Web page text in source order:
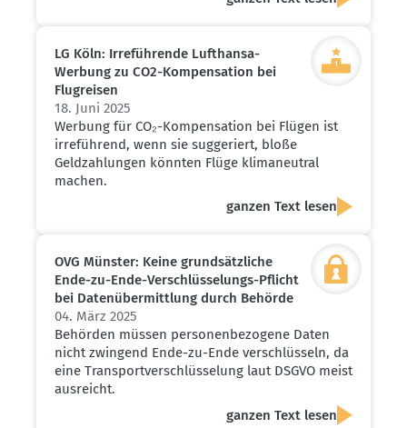
LG Köln: Irrefüh­rende Lufthansa-
Werbung zu CO2-Kompen­sation bei
Flugreisen
18. Juni 2025
Werbung für CO₂-Kompensation bei Flügen ist
irreführend, wenn sie suggeriert, bloße
Geldzahlungen könnten Flüge klimaneutral
machen.
ganzen Text lesen
OVG Münster: Keine grund­sätz­liche
Ende-zu-Ende-Verschlüs­se­lungs-Pflicht
bei Daten­über­mittlung durch Behörde
04. März 2025
Behörden müssen personenbezogene Daten
nicht zwingend Ende-zu-Ende verschlüsseln, da
eine Transportverschlüsselung laut DSGVO meist
ausreicht.
ganzen Text lesen